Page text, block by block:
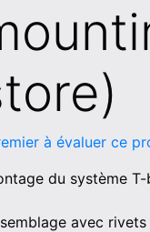
à évaluer ce
du système
avec